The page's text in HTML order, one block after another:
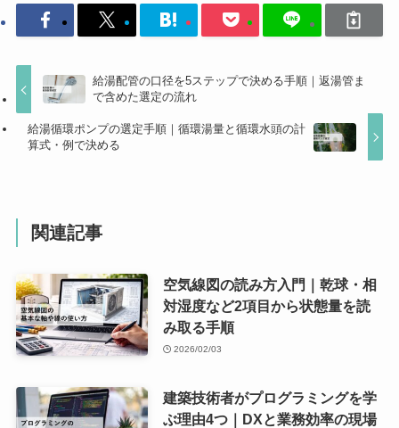
給湯配管の口径を5ステップで決める手順｜返湯管ま
で含めた選定の流れ
給湯循環ポンプの選定手順｜循環湯量と循環水頭の計
算式・例で決める
関連記事
空気線図の読み方入門｜乾球・相
対湿度など2項目から状態量を読
み取る手順
2026/02/03
建築技術者がプログラミングを学
ぶ理由4つ｜DXと業務効率の現場